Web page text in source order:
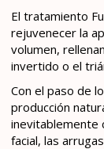
El tratamiento
rejuvenecer la
volumen,
invertido o el
Con el paso de
producción
inevitablemente
facial, las